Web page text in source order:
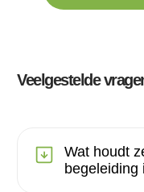
Veelgestelde
Wat houdt
begeleiding